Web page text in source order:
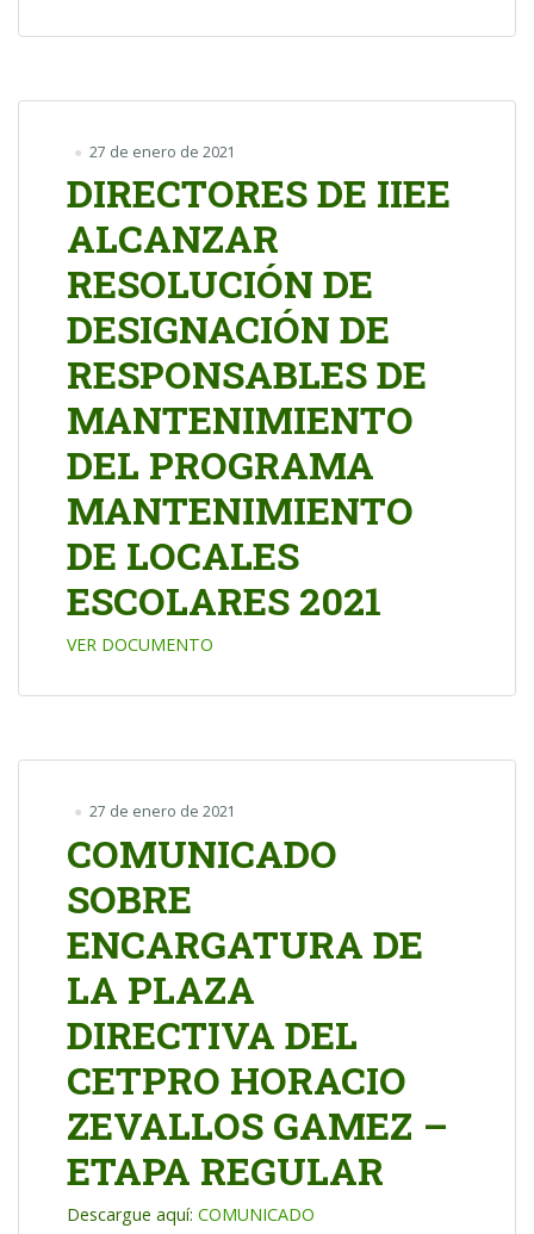
27 de enero de 2021
DIRECTORES DE IIEE
ALCANZAR
RESOLUCIÓN DE
DESIGNACIÓN DE
RESPONSABLES DE
MANTENIMIENTO
DEL PROGRAMA
MANTENIMIENTO
DE LOCALES
ESCOLARES 2021
VER DOCUMENTO
27 de enero de 2021
COMUNICADO
SOBRE
ENCARGATURA DE
LA PLAZA
DIRECTIVA DEL
CETPRO HORACIO
ZEVALLOS GAMEZ –
ETAPA REGULAR
Descargue aquí: COMUNICADO